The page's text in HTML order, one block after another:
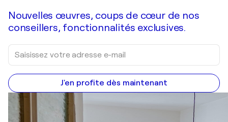
Nouvelles œuvres, coups de cœur de nos
conseillers, fonctionnalités exclusives.
J'en profite dès maintenant